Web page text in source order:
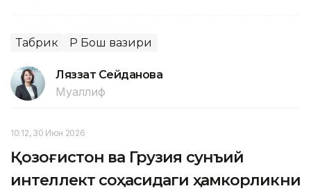
Табрик ҚР Бош вазири
Ляззат Сейданова
Муаллиф
10:12, 30 Июн 2026
Қозоғистон ва Грузия сунъий
интеллект соҳасидаги ҳамкорликни